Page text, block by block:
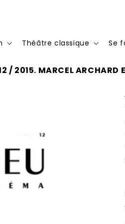
Théâtre classique Se
/ 2015. MARCEL ARCHARD